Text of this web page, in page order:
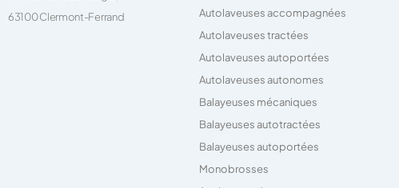
63100 Clermont-Ferrand
Autolaveuses accompagnées
Autolaveuses tractées
Autolaveuses autoportées
Autolaveuses autonomes
Balayeuses mécaniques
Balayeuses autotractées
Balayeuses autoportées
Monobrosses